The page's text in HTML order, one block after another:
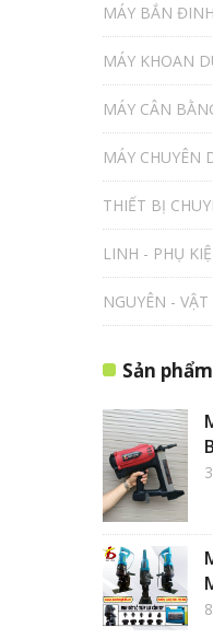
MÁY BẮN
MÁY KHOAN
MÁY CÂN
MÁY CHUYÊN
THIẾT BỊ
LINH - PHỤ
NGUYÊN - VẬT
Sản